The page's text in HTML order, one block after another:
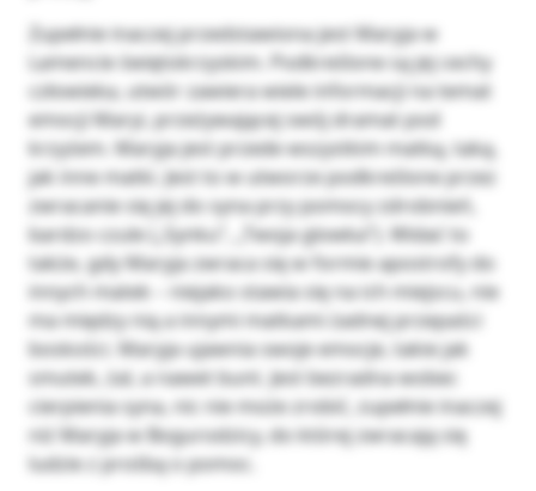
Zupełnie inaczej przedstawiona jest Maryja w
Lamencie świętokrzyskim. Podkreślone są jej cechy
człowieka, utwór zawiera wiele informacji na temat
emocji Maryi, przeżywającej swój dramat pod
krzyżem. Maryja jest przede wszystkim matką, taką,
jak inne matki. Jest to w utworze podkreślone przez
zwracanie się jej do syna przy pomocy zdrobnień,
bardzo czule („Synku”, „Twoja glowka”). Widać to
także, gdy Maryja zwraca się w formie apostrofy do
innych matek – niejako stawia się na ich miejscu, nie
ma między nią a innymi matkami żadnej przepaści
boskości. Maryja ujawnia swoje emocje, takie jak
smutek, żal, a nawet bunt. Jest bezradna wobec
cierpienia syna, nic nie może zrobić, zupełnie inaczej
niż Maryja w Bogurodzicy, do której zwracają się
ludzie z prośbą o pomoc.